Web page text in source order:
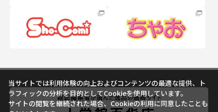
当サイトでは利用体験の向上およびコンテンツの最適な提供、ト
ラフィックの分析を目的としてCookieを使用しています。
サイトの閲覧を継続された場合、Cookieの利用に同意したことも